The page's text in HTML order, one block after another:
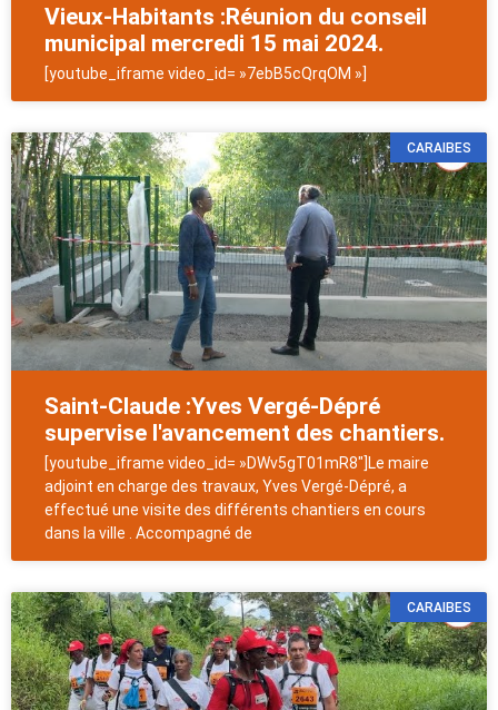
Vieux-Habitants :Réunion du conseil
municipal mercredi 15 mai 2024.
[youtube_iframe video_id= »7ebB5cQrqOM »]
CARAIBES
Saint-Claude :Yves Vergé-Dépré
supervise l'avancement des chantiers.
[youtube_iframe video_id= »DWv5gT01mR8″]Le maire
adjoint en charge des travaux, Yves Vergé-Dépré, a
effectué une visite des différents chantiers en cours
dans la ville . Accompagné de
CARAIBES